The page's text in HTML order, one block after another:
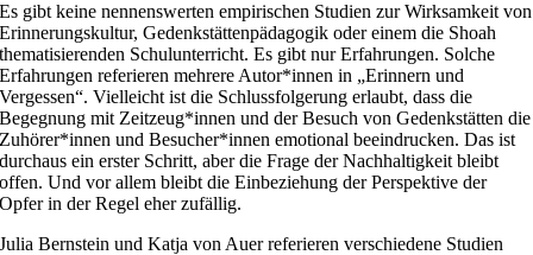
Es gibt keine nennenswerten empirischen Studien zur Wirksamkeit von
Erinnerungskultur, Gedenkstättenpädagogik oder einem die Shoah
thematisierenden Schulunterricht. Es gibt nur Erfahrungen. Solche
Erfahrungen referieren mehrere Autor*innen in „Erinnern und
Vergessen“. Vielleicht ist die Schlussfolgerung erlaubt, dass die
Begegnung mit Zeitzeug*innen und der Besuch von Gedenkstätten die
Zuhörer*innen und Besucher*innen emotional beeindrucken. Das ist
durchaus ein erster Schritt, aber die Frage der Nachhaltigkeit bleibt
offen. Und vor allem bleibt die Einbeziehung der Perspektive der
Opfer in der Regel eher zufällig.
Julia Bernstein und Katja von Auer referieren verschiedene Studien